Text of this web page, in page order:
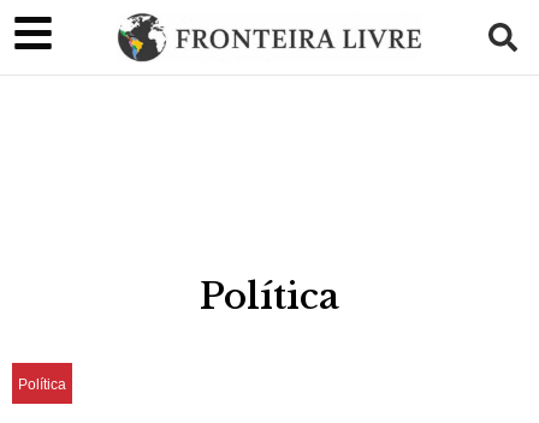
Política
Política